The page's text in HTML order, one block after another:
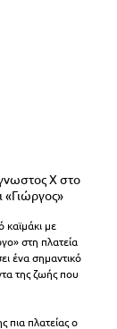
Χ στο
«Γιώργος»
καϊμάκι με
στη πλατεία
ένα σημαντικό
της ζωής που
πια πλατείας ο